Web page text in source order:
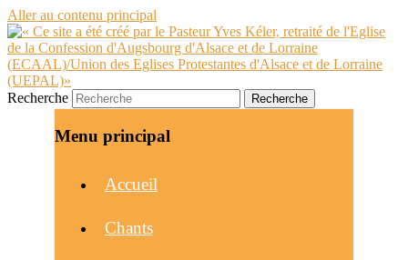
Aller au contenu principal
Recherche
Menu principal
Accueil
Chants